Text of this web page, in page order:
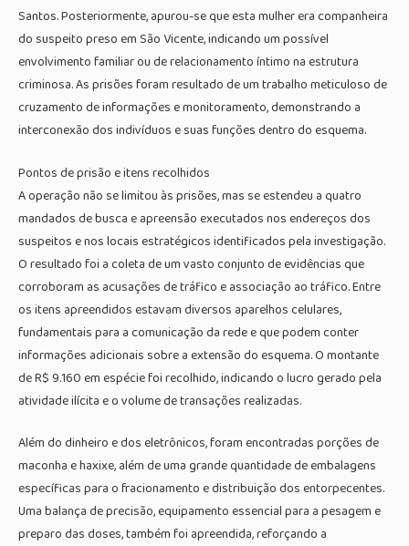
Santos. Posteriormente, apurou-se que esta mulher era companheira
do suspeito preso em São Vicente, indicando um possível
envolvimento familiar ou de relacionamento íntimo na estrutura
criminosa. As prisões foram resultado de um trabalho meticuloso de
cruzamento de informações e monitoramento, demonstrando a
interconexão dos indivíduos e suas funções dentro do esquema.
Pontos de prisão e itens recolhidos
A operação não se limitou às prisões, mas se estendeu a quatro
mandados de busca e apreensão executados nos endereços dos
suspeitos e nos locais estratégicos identificados pela investigação.
O resultado foi a coleta de um vasto conjunto de evidências que
corroboram as acusações de tráfico e associação ao tráfico. Entre
os itens apreendidos estavam diversos aparelhos celulares,
fundamentais para a comunicação da rede e que podem conter
informações adicionais sobre a extensão do esquema. O montante
de R$ 9.160 em espécie foi recolhido, indicando o lucro gerado pela
atividade ilícita e o volume de transações realizadas.
Além do dinheiro e dos eletrônicos, foram encontradas porções de
maconha e haxixe, além de uma grande quantidade de embalagens
específicas para o fracionamento e distribuição dos entorpecentes.
Uma balança de precisão, equipamento essencial para a pesagem e
preparo das doses, também foi apreendida, reforçando a